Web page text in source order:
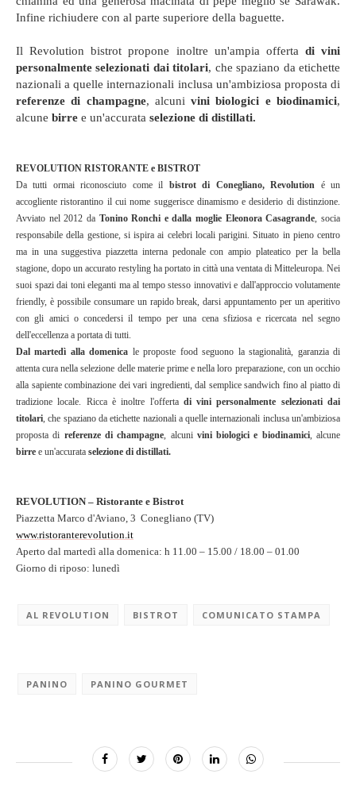
Infine richiudere con al parte superiore della baguette.
Il Revolution bistrot propone inoltre un'ampia offerta di vini
personalmente selezionati dai titolari, che spaziano da etichette
nazionali a quelle internazionali inclusa un'ambiziosa proposta di
referenze di champagne, alcunivini biologici e biodinamici,
alcune birre e un'accurata selezione di distillati.
REVOLUTION RISTORANTE e BISTROT
Da tutti ormai riconosciuto come il bistrot di Conegliano, Revolution é un
accogliente ristorantino il cui nome suggerisce dinamismo e desiderio di distinzione.
Avviato nel 2012 da Tonino Ronchi e dalla moglie Eleonora Casagrande, socia
responsabile della gestione, si ispira ai celebri locali parigini. Situato in pieno centro
ma in una suggestiva piazzetta interna pedonale con ampio plateatico per la bella
stagione, dopo un accurato restyling ha portato in città una ventata di Mitteleuropa. Nei
suoi spazi dai toni eleganti ma al tempo stesso innovativi e dall'approccio volutamente
friendly, è possibile consumare un rapido break, darsi appuntamento per un aperitivo
con gli amici o concedersi il tempo per una cena sfiziosa e ricercata nel segno
dell'eccellenza a portata di tutti.
Dal martedì alla domenica le proposte food seguono la stagionalità, garanzia di
attenta cura nella selezione delle materie prime e nella loro preparazione, con un occhio
alla sapiente combinazione dei vari ingredienti, dal semplice sandwich fino al piatto di
tradizione locale. Ricca è inoltre l'offerta di vini personalmente selezionati dai
titolari, che spaziano da etichette nazionali a quelle internazionali inclusa un'ambiziosa
proposta di referenze di champagne, alcuni vini biologici e biodinamici, alcune
birre e un'accurata selezione di distillati.
REVOLUTION – Ristorante e Bistrot
Piazzetta Marco d'Aviano, 3 Conegliano (TV)
www.ristoranterevolution.it
Aperto dal martedì alla domenica: h 11.00 – 15.00 / 18.00 – 01.00
Giorno di riposo: lunedì
AL REVOLUTION BISTROT COMUNICATO STAMPA
PANINO PANINO GOURMET